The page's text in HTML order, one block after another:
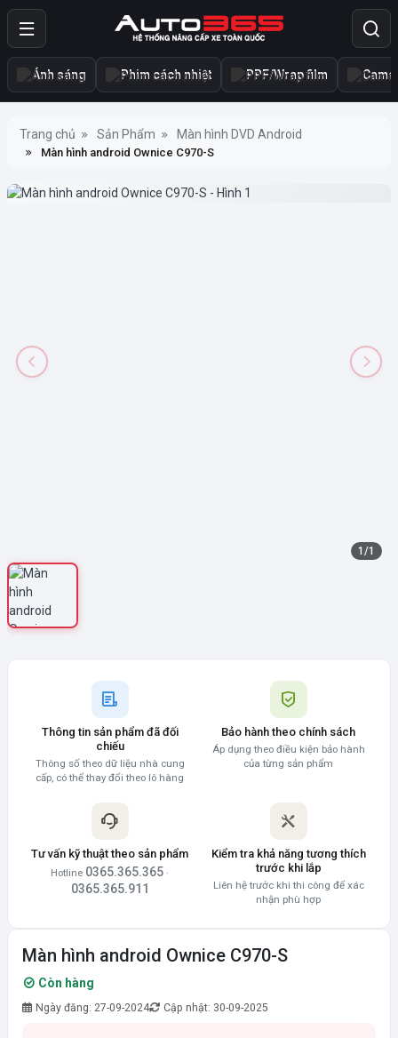
Ánh sáng Phim cách nhiệt PPF/Wrap film
Trang chủ Sản Phẩm Màn hình DVD Android
Màn hình android Ownice C970-S
1 /1
Thông tin sản phẩm đã đối
chiếu
Thông số theo dữ liệu nhà cung
cấp, có thể thay đổi theo lô hàng
Bảo hành theo chính sách
Áp dụng theo điều kiện bảo hành
của từng sản phẩm
Tư vấn kỹ thuật theo sản phẩm
Hotline 0365.365.365 ·
0365.365.911
Kiểm tra khả năng tương thích
trước khi lắp
Liên hệ trước khi thi công để xác
nhận phù hợp
Màn hình android Ownice C970-S
Còn hàng
Ngày đăng: 27-09-2024 Cập nhật: 30-09-2025